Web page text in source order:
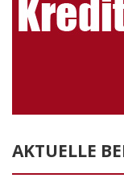
AKTUELLE